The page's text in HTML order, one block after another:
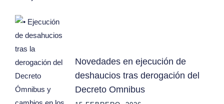
Novedades en ejecución de
deshaucios tras derogación del
Decreto Omnibus